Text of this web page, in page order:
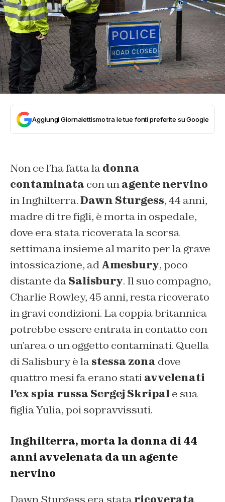
Aggiungi Giornalettismo tra le tue fonti preferite su Google
Non ce l’ha fatta ladonna
contaminata con unagente nervino
in Inghilterra.Dawn Sturgess, 44 anni,
madre di tre figli, è morta in ospedale,
dove era stata ricoverata la scorsa
settimana insieme al marito per la grave
intossicazione, adAmesbury, poco
distante daSalisbury. Il suo compagno,
Charlie Rowley, 45 anni, resta ricoverato
in gravi condizioni. La coppia britannica
potrebbe essere entrata in contatto con
un’area o un oggetto contaminati. Quella
di Salisbury è lastessa zona dove
quattro mesi fa erano statiavvelenati
l’ex spia russa Sergej Skripal e sua
figlia Yulia, poi sopravvissuti.
Inghilterra, morta la donna di 44
anni avvelenata da un agente
nervino